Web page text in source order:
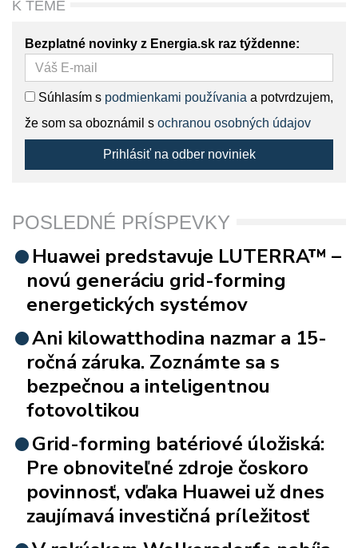
K TÉME
Bezplatné novinky z Energia.sk raz týždenne:
Súhlasím s podmienkami používania a potvrdzujem,
že som sa oboznámil s ochranou osobných údajov
Prihlásiť na odber noviniek
POSLEDNÉ PRÍSPEVKY
Huawei predstavuje LUTERRA™ –
novú generáciu grid-forming
energetických systémov
Ani kilowatthodina nazmar a 15-
ročná záruka. Zoznámte sa s
bezpečnou a inteligentnou
fotovoltikou
Grid-forming batériové úložiská:
Pre obnoviteľné zdroje čoskoro
povinnosť, vďaka Huawei už dnes
zaujímavá investičná príležitosť